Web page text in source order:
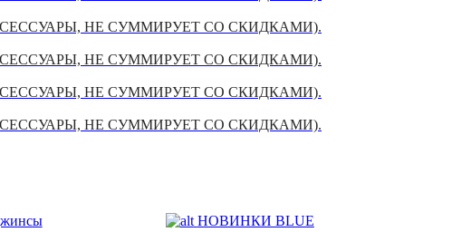
НЕ СУММИРУЕТ СО СКИДКАМИ).
НЕ СУММИРУЕТ СО СКИДКАМИ).
НЕ СУММИРУЕТ СО СКИДКАМИ).
НЕ СУММИРУЕТ СО СКИДКАМИ).
НОВИНКИ BLUE